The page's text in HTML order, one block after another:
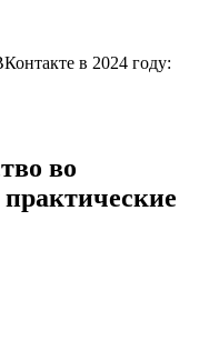
в 2024 году:
во